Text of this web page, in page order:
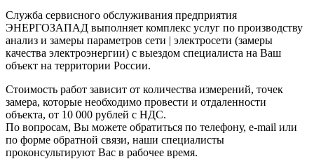
Служба сервисного обслуживания предприятия
ЭНЕРГОЗАПАД выполняет комплекс услуг по производству
анализ и замеры параметров сети | электросети (замеры
качества электроэнергии) с выездом специалиста на Ваш
объект на территории России.
Стоимость работ зависит от количества измерений, точек
замера, которые необходимо провести и отдаленности
объекта, от 10 000 рублей с НДС.
По вопросам, Вы можете обратиться по телефону, e-mail или
по форме обратной связи, наши специалисты
проконсультируют Вас в рабочее время.